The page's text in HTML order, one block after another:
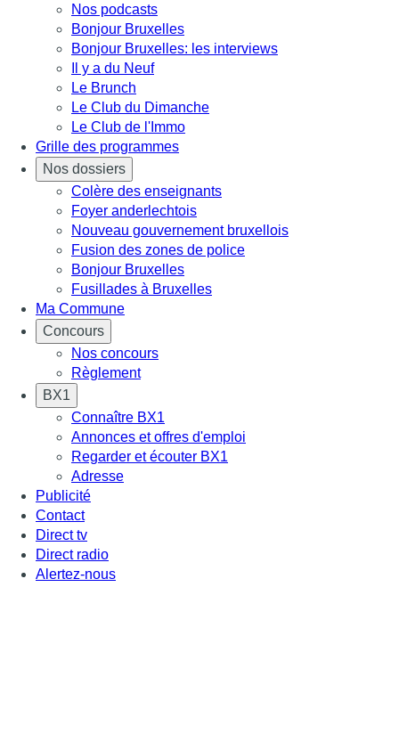
Nos podcasts
Bonjour Bruxelles
Bonjour Bruxelles: les interviews
Il y a du Neuf
Le Brunch
Le Club du Dimanche
Le Club de l'Immo
Grille des programmes
Nos dossiers
Colère des enseignants
Foyer anderlechtois
Nouveau gouvernement bruxellois
Fusion des zones de police
Bonjour Bruxelles
Fusillades à Bruxelles
Ma Commune
Concours
Nos concours
Règlement
BX1
Connaître BX1
Annonces et offres d'emploi
Regarder et écouter BX1
Adresse
Publicité
Contact
Direct tv
Direct radio
Alertez-nous